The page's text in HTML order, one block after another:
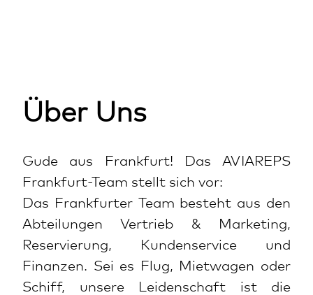
Über Uns
Gude aus Frankfurt! Das AVIAREPS
Frankfurt-Team stellt sich vor:
Das Frankfurter Team besteht aus den
Abteilungen Vertrieb & Marketing,
Reservierung, Kundenservice und
Finanzen. Sei es Flug, Mietwagen oder
Schiff, unsere Leidenschaft ist die